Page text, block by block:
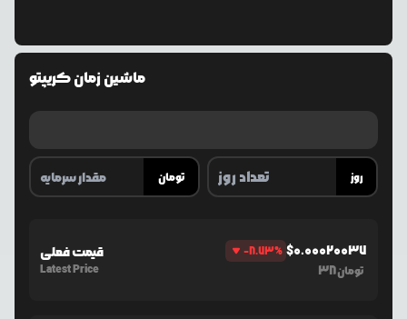
ماشین زمان کریپتو
تومان روز
قیمت فعلی
Latest Price
-8.73% $0.00020037
38تومان